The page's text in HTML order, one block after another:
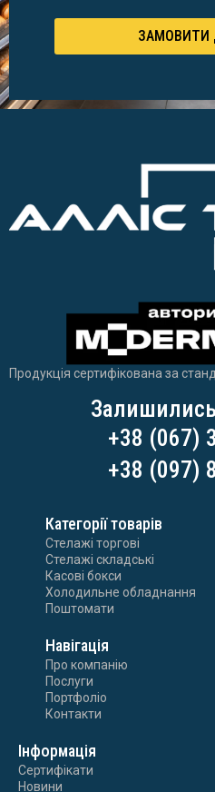
ЗАМОВИТИ
Продукція сертифікована за
+38 (067)
+38 (097)
Категорії товарів
Стелажі торгові
Стелажі складські
Касові бокси
Холодильне обладнання
Поштомати
Навігація
Про компанію
Послуги
Портфоліо
Контакти
Інформація
Сертифікати
Новини